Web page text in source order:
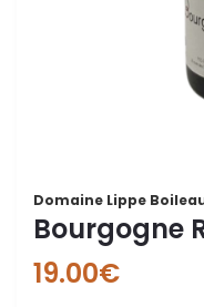
Domaine Lippe
Bourgogne
19.00€